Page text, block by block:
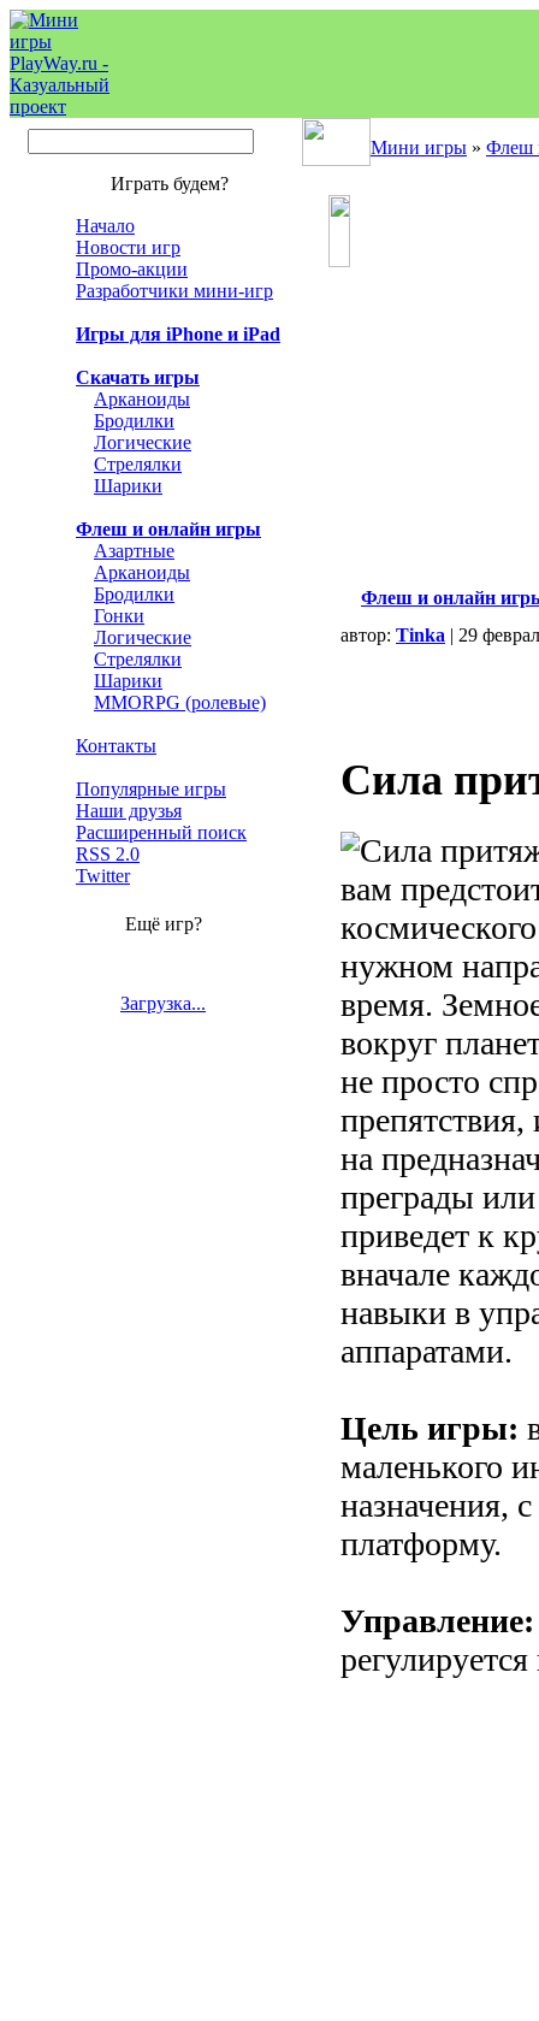
Мини игры » Флеш
Играть будем?
Начало
Новости игр
Промо-акции
Разработчики мини-игр
Игры для iPhone и iPad
Скачать игры
Арканоиды
Бродилки
Логические
Стрелялки
Шарики
Флеш и онлайн игры
Азартные
Арканоиды
Бродилки
Гонки
Логические
Стрелялки
Шарики
MMORPG (ролевые)
Контакты
Популярные игры
Наши друзья
Расширенный поиск
RSS 2.0
Twitter
Ещё игр?
Загрузка...
Флеш и онлайн
автор: Tinka | 29
Сила
вам
нужном
время.
вокруг
не просто
препятствия,
на
преграды
приведет к
вначале
навыки в
аппаратами.
Цель игры:
маленького
назначения,
платформу.
Управление: